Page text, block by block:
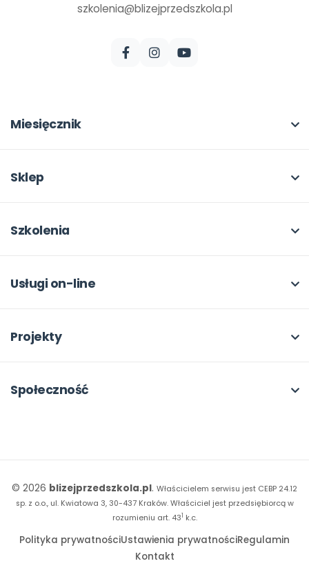
szkolenia@blizejprzedszkola.pl
Miesięcznik
W numerze
Pomoce dydaktyczne
Dla autorów
Sklep
Moje zakupy
Odbiory i kontakt
Rabat dla przedszkoli
Szkolenia
Online
Dla rad pedagogicznych
18. FORUM
Usługi on-line
Moja Płytoteka
Kiosk online
Projekty
Kumpelkowo
Dookoła Polski
Sprintem do maratonu
Społeczność
Instagram
© 2026 blizejprzedszkola.pl. Właścicielem serwisu jest CEBP 24.12
sp. z o.o., ul. Kwiatowa 3, 30-437 Kraków.Właściciel jest przedsiębiorcą w
rozumieniu art. 431 k.c.
Polityka prywatnościUstawienia prywatnościRegulamin
Kontakt